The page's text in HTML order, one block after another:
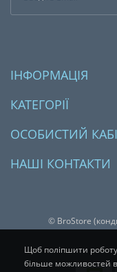
ІНФОРМАЦІЯ
КАТЕГОРІЇ
ОСОБИСТИЙ
НАШІ КОНТАКТИ
© BroStore
Щоб поліпшити
більше можливостей